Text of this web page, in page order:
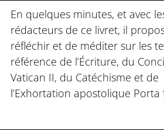
En quelques minutes, et avec
rédacteurs de ce livret, il
réfléchir et de méditer sur les
référence de l’Écriture, du
Vatican II, du Catéchisme et de
l’Exhortation apostolique Porta